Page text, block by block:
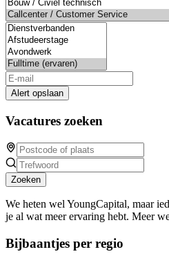
Alert opslaan
Vacatures zoeken
Zoeken
We heten wel YoungCapital, maar
je al wat meer ervaring hebt. Meer
Bijbaantjes per regio